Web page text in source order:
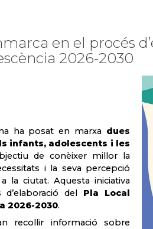
en el procés
2026-2030
ha posat en marxa dues
infants, adolescents i les
de conèixer millor la
i la seva percepció
la ciutat. Aquesta iniciativa
del Pla Local
2026-2030.
recollir informació sobre